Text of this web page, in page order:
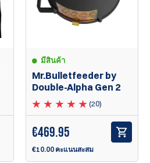
มีสินค้า
Mr.Bulletfeeder by
Double-Alpha Gen 2
(20)
€469.95
€10.00 คะแนนสะสม